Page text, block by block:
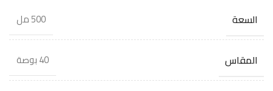
السعة 500 مل
المقاس 40 بوصة